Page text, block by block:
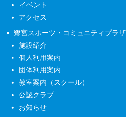
イベント
アクセス
鷺宮スポーツ・コミュニティプラザ
施設紹介
個人利用案内
団体利用案内
教室案内（スクール）
公認クラブ
お知らせ